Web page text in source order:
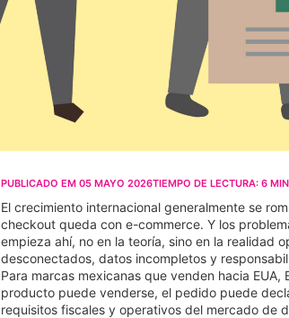
PUBLICADO EM 05 MAYO 2026TIEMPO DE LECTURA: 6
El crecimiento internacional generalmente se
checkout queda con e-commerce. Y los
empieza ahí, no en la teoría, sino en la realidad
desconectados, datos incompletos y
Para marcas mexicanas que venden hacia
producto puede venderse, el pedido puede
requisitos fiscales y operativos del mercado de